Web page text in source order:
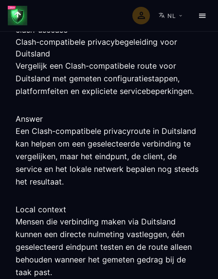
NL
clash-usecase
Clash-compatibele privacybegeleiding voor
Duitsland
Vergelijk een Clash-compatibele route voor
Duitsland met gemeten configuratiestappen,
platformfeiten en expliciete servicebeperkingen.
Answer
Een Clash-compatibele privacyroute in Duitsland
kan helpen om een geselecteerde verbinding te
vergelijken, maar het eindpunt, de client, de
service en het lokale netwerk bepalen nog steeds
het resultaat.
Local context
Mensen die verbinding maken via Duitsland
kunnen een directe nulmeting vastleggen, één
geselecteerd eindpunt testen en de route alleen
behouden wanneer het gemeten gedrag bij de
taak past.